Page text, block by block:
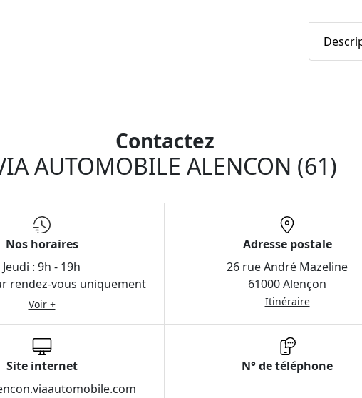
Contactez
AUTOMOBILE ALENCON (61)
Nos horaires
Jeudi : 9h - 19h
rendez-vous uniquement
Voir +
Adresse postale
26 rue André Mazeline
61000 Alençon
Itinéraire
Site internet
N° de téléphone